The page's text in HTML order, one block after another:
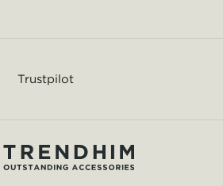
Trustpilot